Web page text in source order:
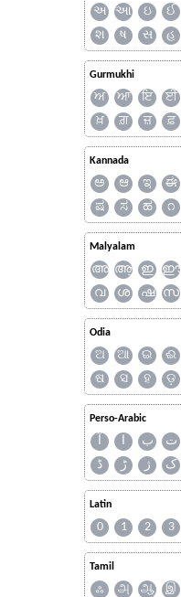
અ આ ઇ ઈ
શ
ષ સ હ
Gurmukhi
ਅ ਆ ਇ ਈ
ਖ਼
ਗ਼ ਜ਼ ਫ਼
Kannada
ಅ ಆ ಇ ಈ
ಷ
ಸ ಹ ೧
Malyalam
അ ആ ഇ ഈ
വ
ശ ഷ സ
Odia
ଅ ଆ ଇ ଈ
ଷ
ସ ହ ଡ଼
Perso-Arabic
آ ا ب ت
ڈ
ڑ ژ ک
Latin
0 1 2 3
Tamil
ஃ அ ஆ இ